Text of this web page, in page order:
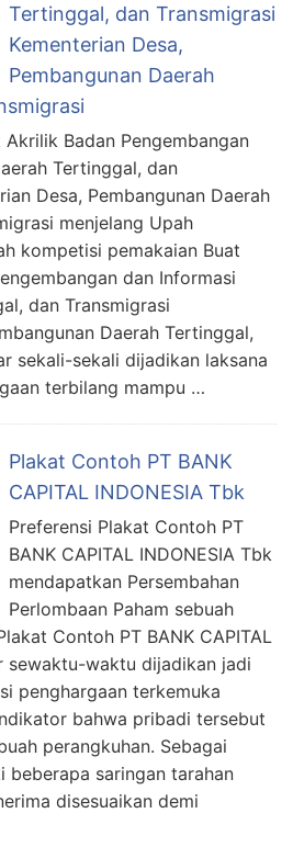
Tertinggal, dan Transmigrasi
Kementerian Desa,
Pembangunan Daerah
Badan Pengembangan
Tertinggal, dan
Desa, Pembangunan Daerah
menjelang Upah
kompetisi pemakaian Buat
dan Informasi
dan Transmigrasi
Daerah Tertinggal,
sekali-sekali dijadikan laksana
terbilang mampu …
Plakat Contoh PT BANK
CAPITAL INDONESIA Tbk
Preferensi Plakat Contoh PT
BANK CAPITAL INDONESIA Tbk
mendapatkan Persembahan
Perlombaan Paham sebuah
Contoh PT BANK CAPITAL
sewaktu-waktu dijadikan jadi
penghargaan terkemuka
bahwa pribadi tersebut
perangkuhan. Sebagai
beberapa saringan tarahan
disesuaikan demi